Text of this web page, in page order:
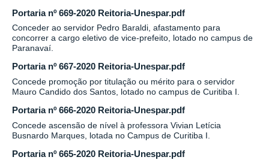
Portaria nº 669-2020 Reitoria-Unespar.pdf
Conceder ao servidor Pedro Baraldi, afastamento para
concorrer a cargo eletivo de vice-prefeito, lotado no campus de
Paranavaí.
Portaria nº 667-2020 Reitoria-Unespar.pdf
Concede promoção por titulação ou mérito para o servidor
Mauro Candido dos Santos, lotado no campus de Curitiba I.
Portaria nº 666-2020 Reitoria-Unespar.pdf
Concede ascensão de nível à professora Vivian Letícia
Busnardo Marques, lotada no Campus de Curitiba I.
Portaria nº 665-2020 Reitoria-Unespar.pdf